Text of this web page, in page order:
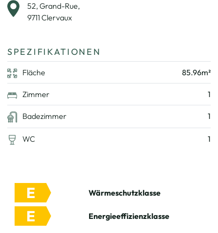
52, Grand-Rue,
9711 Clervaux
SPEZIFIKATIONEN
Fläche 85.96m²
Zimmer 1
Badezimmer 1
WC 1
E Wärmeschutzklasse
E Energieeffizienzklasse